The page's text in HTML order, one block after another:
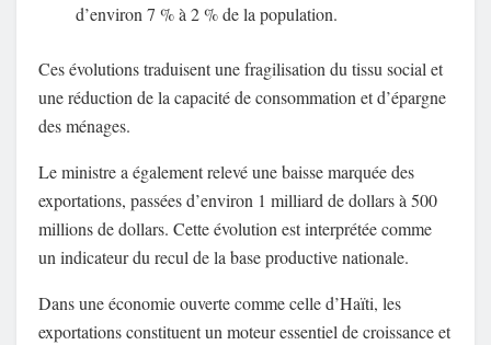
d’environ 7 % à 2 % de la population.
Ces évolutions traduisent une fragilisation du tissu social et
une réduction de la capacité de consommation et d’épargne
des ménages.
Le ministre a également relevé une baisse marquée des
exportations, passées d’environ 1 milliard de dollars à 500
millions de dollars. Cette évolution est interprétée comme
un indicateur du recul de la base productive nationale.
Dans une économie ouverte comme celle d’Haïti, les
exportations constituent un moteur essentiel de croissance et